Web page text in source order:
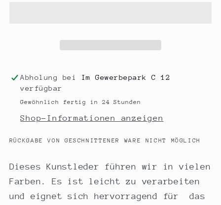
Abholung bei Im Gewerbepark C 12
verfügbar
Gewöhnlich fertig in 24 Stunden
Shop-Informationen anzeigen
RÜCKGABE VON GESCHNITTENER WARE NICHT MÖGLICH
Dieses Kunstleder führen wir in vielen
Farben. Es ist leicht zu verarbeiten
und eignet sich hervorragend für das